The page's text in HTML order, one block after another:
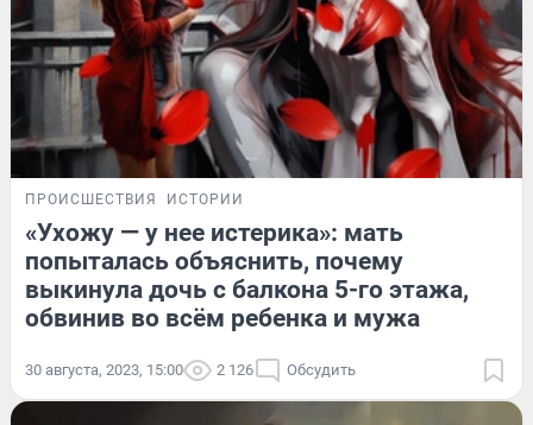
ПРОИСШЕСТВИЯ ИСТОРИИ
«Ухожу — у нее истерика»: мать
попыталась объяснить, почему
выкинула дочь с балкона 5-го этажа,
обвинив во всём ребенка и мужа
30 августа, 2023, 15:00 2 126 Обсудить